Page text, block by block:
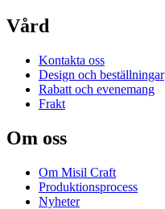
Vård
Kontakta oss
Design och beställningar
Rabatt och evenemang
Frakt
Om oss
Om Misil Craft
Produktionsprocess
Nyheter